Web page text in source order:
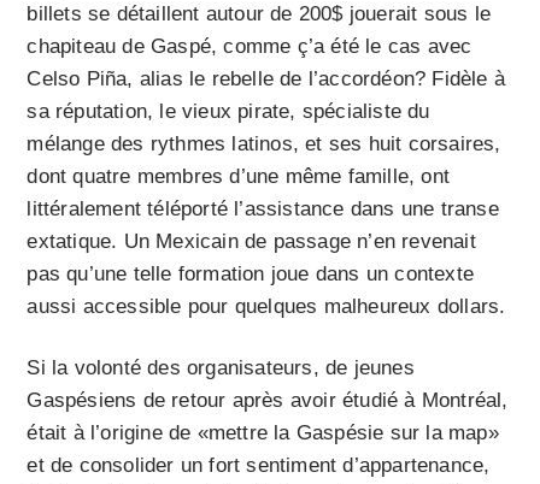
billets se détaillent autour de 200$ jouerait sous le
chapiteau de Gaspé, comme ç’a été le cas avec
Celso Piña, alias le rebelle de l’accordéon? Fidèle à
sa réputation, le vieux pirate, spécialiste du
mélange des rythmes latinos, et ses huit corsaires,
dont quatre membres d’une même famille, ont
littéralement téléporté l’assistance dans une transe
extatique. Un Mexicain de passage n’en revenait
pas qu’une telle formation joue dans un contexte
aussi accessible pour quelques malheureux dollars.
Si la volonté des organisateurs, de jeunes
Gaspésiens de retour après avoir étudié à Montréal,
était à l’origine de «mettre la Gaspésie sur la map»
et de consolider un fort sentiment d’appartenance,